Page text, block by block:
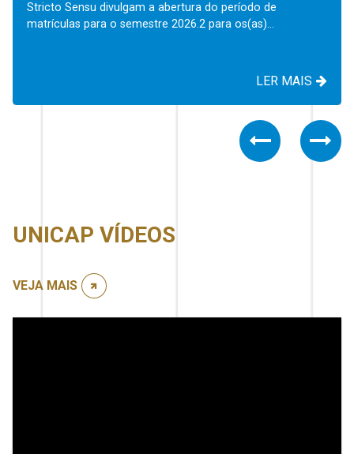
Stricto Sensu divulgam a abertura do período de
matrículas para o semestre 2026.2 para os(as)...
LER MAIS
Previous
UNICAP VÍDEOS
VEJA MAIS